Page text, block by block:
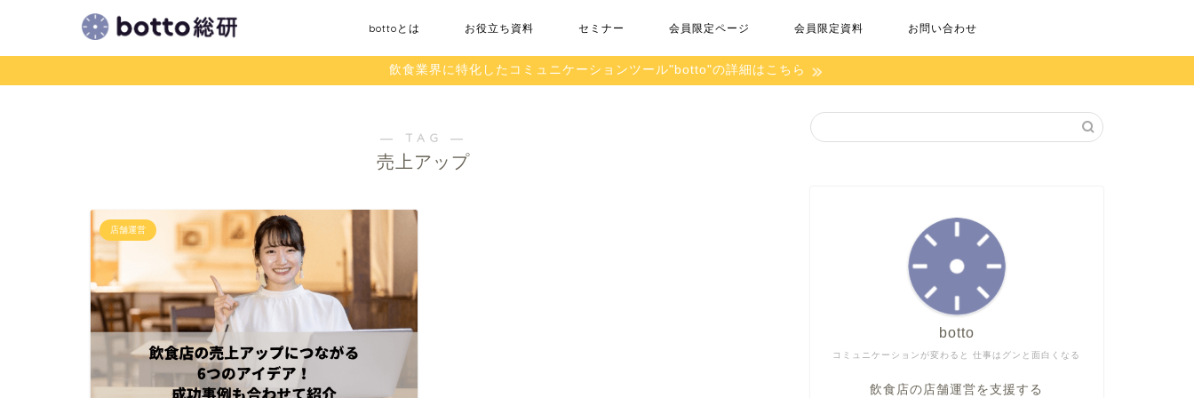
bottoとは お役立ち資料 セミナー 会員限定ページ 会員限定資料 お問い合わせ
飲食業界に特化したコミュニケーションツール"botto"の詳細はこちら
― TAG ―
売上アップ
店舗運営
コミュニケーションが変わると 仕事はグンと面白くなる
botto
飲食店の店舗運営を支援する